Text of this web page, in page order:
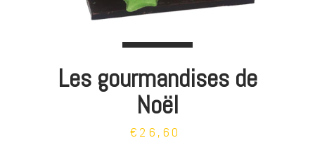
Les gourmandises de
Noël
€26,60